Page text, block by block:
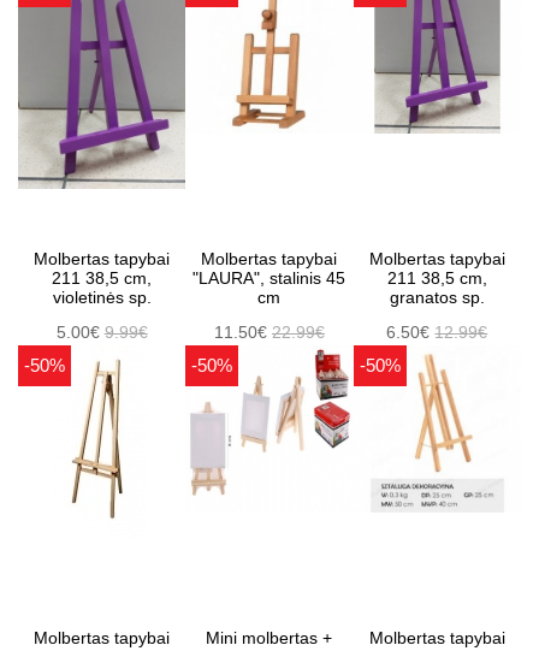
Molbertas tapybai
211 38,5 cm,
violetinės sp.
5.00€9.99€
Molbertas tapybai
"LAURA", stalinis 45
cm
11.50€ 22.99€
Molbertas tapybai
211 38,5 cm,
granatos sp.
6.50€12.99€
-50%
Molbertas tapybai
-50%
Mini molbertas +
-50%
Molbertas tapybai